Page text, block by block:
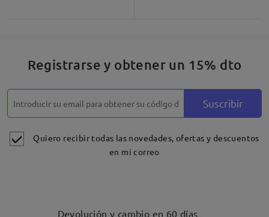
Registrarse y obtener un 15% dto
Suscribir
Quiero recibir todas las novedades, ofertas y descuentos
en mi correo
Devolución y cambio en 60 días